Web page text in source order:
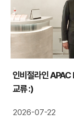
인비절라인
교류 :)
2026-07-22